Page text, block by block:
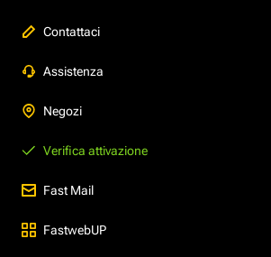
Contattaci
Assistenza
Negozi
Verifica attivazione
Fast Mail
FastwebUP